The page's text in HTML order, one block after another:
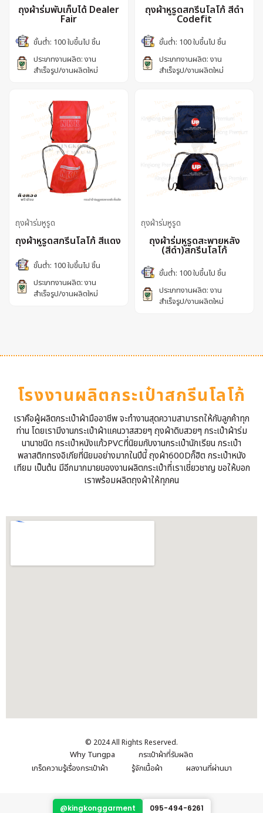
ถุงผ้าร่มพับเก็บได้ Dealer
Fair
ขั้นต่ำ: 100 ใบขึ้นไป ชิ้น
ประเภทงานผลิต: งาน
สำเร็จรูป/งานผลิตใหม่
ถุงผ้าหูรูดสกรีนโลโก้ สีดำ
Codefit
ขั้นต่ำ: 100 ใบขึ้นไป ชิ้น
ประเภทงานผลิต: งาน
สำเร็จรูป/งานผลิตใหม่
ถุงผ้าร่มหูรูด
ถุงผ้าหูรูดสกรีนโลโก้ สีแดง
ขั้นต่ำ: 100 ใบขึ้นไป ชิ้น
ประเภทงานผลิต: งาน
สำเร็จรูป/งานผลิตใหม่
ถุงผ้าร่มหูรูด
ถุงผ้าร่มหูรูดสะพายหลัง
(สีดำ)สกรีนโลโก้
ขั้นต่ำ: 100 ใบขึ้นไป ชิ้น
ประเภทงานผลิต: งาน
สำเร็จรูป/งานผลิตใหม่
โรงงานผลิตกระเป๋าสกรีนโลโก้
เราคือผู้ผลิตกระเป๋าผ้ามืออาชีพ จะทำงานสุดความสามารถให้กับลูกค้าทุก
ท่าน โดยเรามีงานกระเป๋าผ้าแคนวาสสวยๆ ถุงผ้าดิบสวยๆ กระเป๋าผ้าร่ม
นานาชนิด กระเป๋าหนังแก้วPVCที่นิยมกับงานกระเป๋านักเรียน กระเป๋า
พลาสติกทรงอิเกียที่นิยมอย่างมากในปีนี้ ถุงผ้า600Dก็ฮิต กระเป๋าหนัง
เทียม เป็นต้น มีอีกมากมายของงานผลิตกระเป๋าที่เราเชี่ยวชาญ ขอให้บอก
เราพร้อมผลิตถุงผ้าให้ทุกคน
© 2024 All Rights Reserved.
Why Tungpa
กระเป๋าผ้าที่รับผลิต
เกร็ดความรู้เรื่องกระเป๋าผ้า
รู้จักเนื้อผ้า ผลงานที่ผ่านมา
@kingkonggarment 095-494-6261